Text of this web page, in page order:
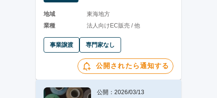
地域
東海地方
業種
法人向けEC販売 / 他
事業譲渡 専門家なし
公開されたら通知する
公開：2026/03/13